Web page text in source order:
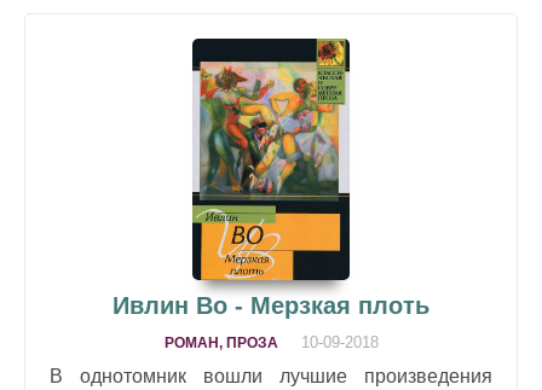
Ивлин Во - Мерзкая плоть
РОМАН, ПРОЗА 10-09-2018
В однотомник вошли лучшие произведения